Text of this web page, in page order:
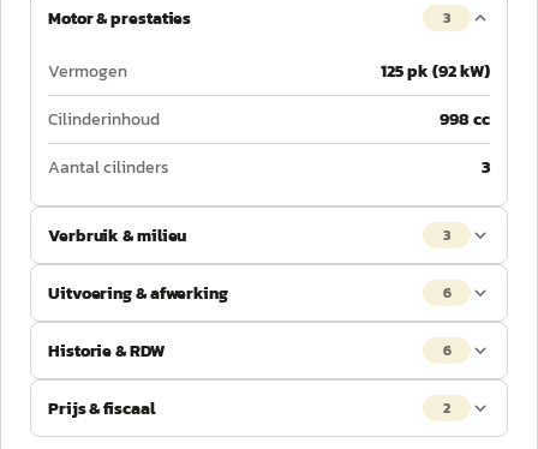
Motor & prestaties 3
Vermogen
125 pk (92 kW)
Cilinderinhoud
998 cc
Aantal cilinders
3
Verbruik & milieu 3
Uitvoering & afwerking 6
Historie & RDW 6
Prijs & fiscaal 2